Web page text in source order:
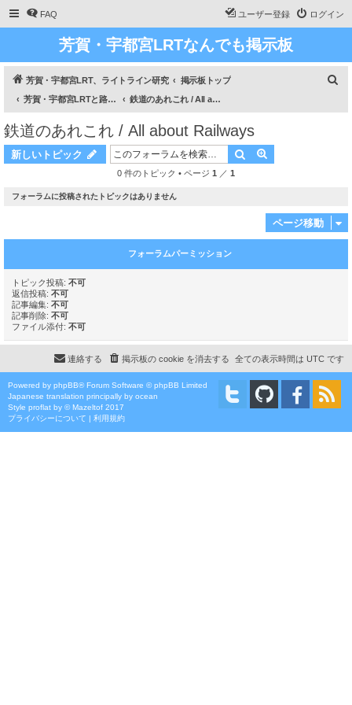
FAQ ログイン
ユーザー登録
芳賀・宇都宮LRTなんでも掲示板
芳賀・宇都宮LRT、ライトライン研究
掲示板トップ
芳賀・宇都宮LRTと路面電車のあれこれ / All about Haga Utsunomiya LRT and about Trams
鉄道のあれこれ / All about Railways
鉄道のあれこれ / All about Railways
新しいトピック 検索
0 件のトピック • ページ 1 ／ 1
フォーラムに投稿されたトピックはありません
ページ移動
フォーラムパーミッション
トピック投稿: 不可
返信投稿: 不可
記事編集: 不可
記事削除: 不可
ファイル添付: 不可
全ての表示時間は UTC です
掲示板の cookie を消去する
連絡する
Powered by phpBB® Forum Software © phpBB Limited
Japanese translation principally by ocean
Style proflat by ©Mazeltof 2017
プライバシーについて | 利用規約